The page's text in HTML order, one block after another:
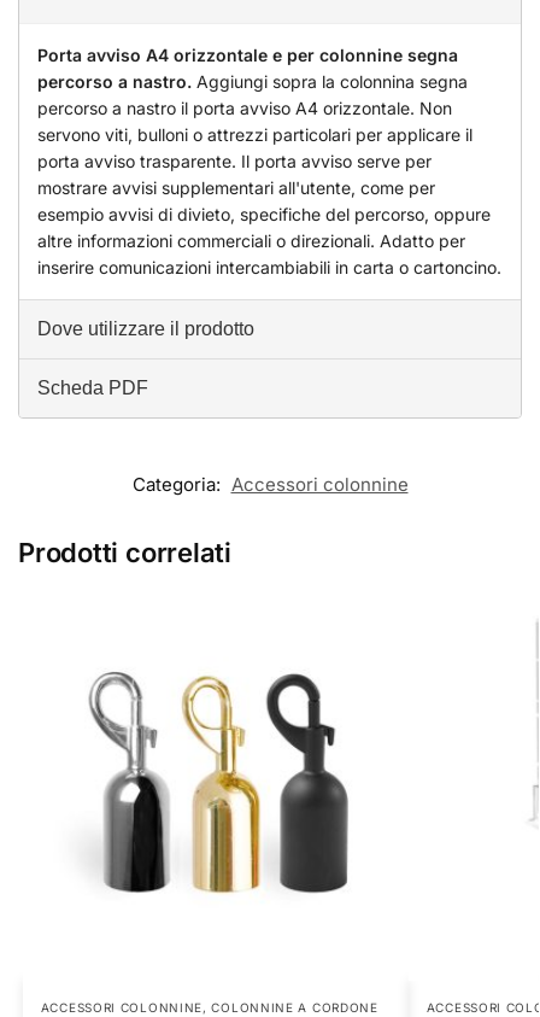
Porta avviso A4 orizzontale e per colonnine segna
percorso a nastro. Aggiungi sopra la colonnina segna
percorso a nastro il porta avviso A4 orizzontale. Non
servono viti, bulloni o attrezzi particolari per applicare il
porta avviso trasparente. Il porta avviso serve per
mostrare avvisi supplementari all'utente, come per
esempio avvisi di divieto, specifiche del percorso, oppure
altre informazioni commerciali o direzionali. Adatto per
inserire comunicazioni intercambiabili in carta o cartoncino.
Dove utilizzare il prodotto
Scheda PDF
Categoria: Accessori colonnine
Prodotti correlati
ACCESSORI COLONNINE,COLONNINE A CORDONE ACCESSORI